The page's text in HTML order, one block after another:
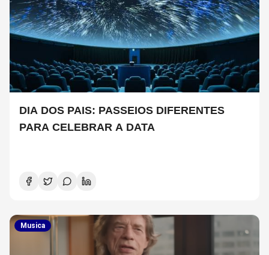
DIA DOS PAIS: PASSEIOS DIFERENTES
PARA CELEBRAR A DATA
Musica